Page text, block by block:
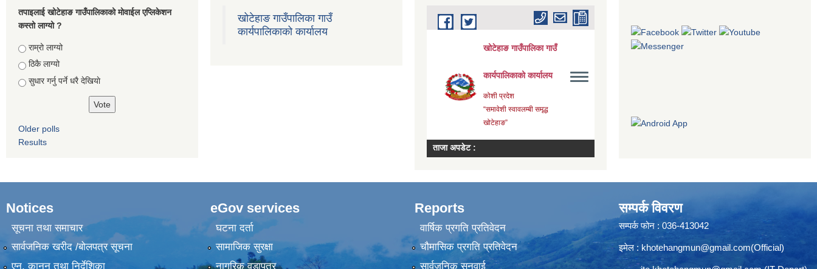
तपाइलाई खोटेहाङ गाउँपालिकाको माेवाईल एप्लिकेशन
कस्तो लाग्यो ?
Choices
राम्रो लाग्यो
ठिकै लाग्यो
सुधार गर्नु पर्ने धरै देखियाे
Older polls
Results
खोटेहाङ गाउँपालिका गाउँ
कार्यपालिकाको कार्यालय
Notices
सूचना तथा समाचार
सार्वजनिक खरीद /बोलपत्र सूचना
एन, कानुन तथा निर्देशिका
eGov services
घटना दर्ता
सामाजिक सुरक्षा
नागरिक वडापत्र
Reports
वार्षिक प्रगति प्रतिवेदन
चौमासिक प्रगति प्रतिवेदन
सार्वजनिक सुनुवाई
सम्पर्क विवरण
सम्पर्क फोन : 036-413042
इमेल : khotehangmun@gmail.com(Official)